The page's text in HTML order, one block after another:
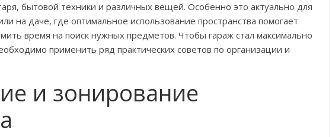
бытовой техники и различных вещей. Особенно это актуально для
на даче, где оптимальное использование пространства помогает
время на поиск нужных предметов. Чтобы гараж стал максимально
применить ряд практических советов по организации и
и зонирование